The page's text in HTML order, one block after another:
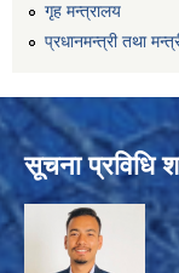
गृह मन्त्रालय
प्रधानमन्त्री तथा
सूचना प्रविधि